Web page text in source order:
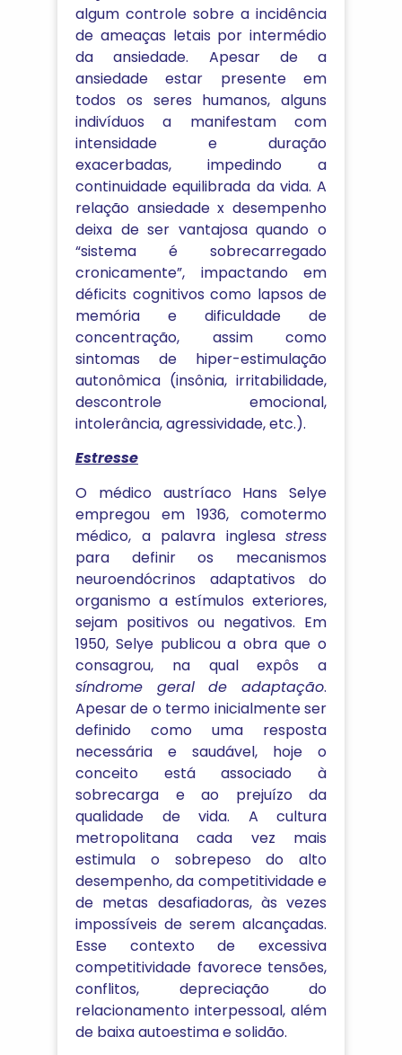
algum controle sobre a incidência
de ameaças letais por intermédio
da ansiedade. Apesar de a
ansiedade estar presente em
todos os seres humanos, alguns
indivíduos a manifestam com
intensidade e duração
exacerbadas, impedindo a
continuidade equilibrada da vida. A
relação ansiedade x desempenho
deixa de ser vantajosa quando o
“sistema é sobrecarregado
cronicamente”, impactando em
déficits cognitivos como lapsos de
memória e dificuldade de
concentração, assim como
sintomas de hiper-estimulação
autonômica (insônia, irritabilidade,
descontrole emocional,
intolerância, agressividade, etc.).
Estresse
O médico austríaco Hans Selye
empregou em 1936, comotermo
médico, a palavra inglesa stress
para definir os mecanismos
neuroendócrinos adaptativos do
organismo a estímulos exteriores,
sejam positivos ou negativos. Em
1950, Selye publicou a obra que o
consagrou, na qual expôs a
síndrome geral de adaptação.
Apesar de o termo inicialmente ser
definido como uma resposta
necessária e saudável, hoje o
conceito está associado à
sobrecarga e ao prejuízo da
qualidade de vida. A cultura
metropolitana cada vez mais
estimula o sobrepeso do alto
desempenho, da competitividade e
de metas desafiadoras, às vezes
impossíveis de serem alcançadas.
Esse contexto de excessiva
competitividade favorece tensões,
conflitos, depreciação do
relacionamento interpessoal, além
de baixa autoestima e solidão.